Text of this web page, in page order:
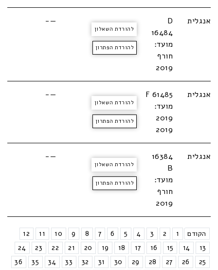
אנגלית
D
16484
מועד:
חורף
2019
להורדת השאלון
להורדת הפתרון
—-
אנגלית
F 61485
מועד:
2019
2019
להורדת השאלון
להורדת הפתרון
—-
אנגלית
16384
B
מועד:
חורף
2019
להורדת השאלון
להורדת הפתרון
—-
הקודם 1
2
3
4
5
6
7
8
9
10
11
12
13
14
15
16
17
18
19
20
21
22
23
24
25
26
27
28
29
30
31
32
33
34
35
36